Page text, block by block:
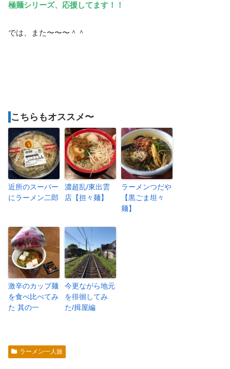
極麺シリーズ、応援してます！！
では、また〜〜〜＾＾
こちらもオススメ〜
近所のスーパー
にラーメン二郎
濃超乱/東出雲
店【担々麺】
ラーメンつだや
【黒ごま坦々
麺】
激辛のカップ麺
を食べ比べてみ
た 其の一
今更ながら地元
を徘徊してみ
た/揖屋編
ラーメン一人旅